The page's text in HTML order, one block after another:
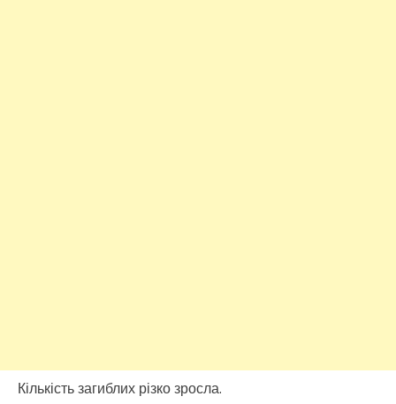
Кількість загиблих різко зросла.